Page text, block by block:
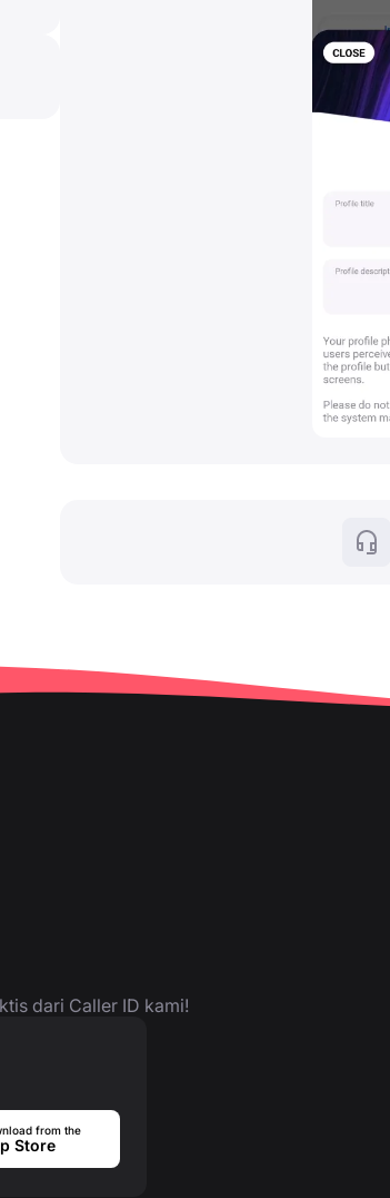
dari Caller ID kami!
from the
Store